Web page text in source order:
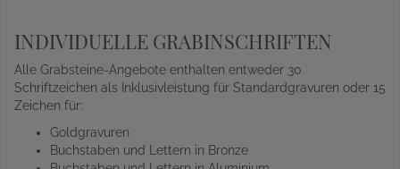
INDIVIDUELLE GRABINSCHRIFTEN
Alle Grabsteine-Angebote enthalten entweder 30
Schriftzeichen als Inklusivleistung für Standardgravuren oder 15
Zeichen für:
Goldgravuren
Buchstaben und Lettern in Bronze